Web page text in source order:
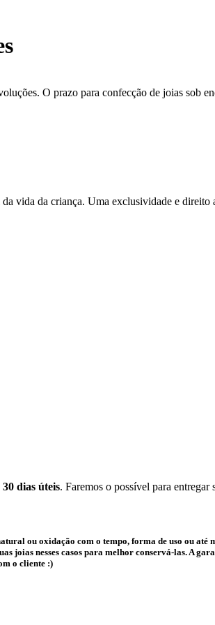
O prazo para confecção de joias sob
vida da criança. Uma exclusividade e
30 dias úteis. Faremos o possível para
ou oxidação com o tempo, forma de uso ou até
joias nesses casos para melhor conservá-las. A
o cliente :)